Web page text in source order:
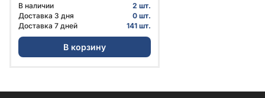
В наличии
2 шт.
Доставка 3 дня
0 шт.
Доставка 7 дней
141 шт.
В корзину